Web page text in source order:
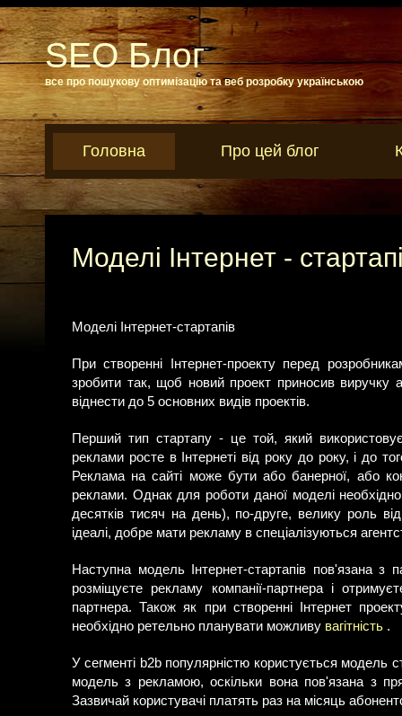
SEO Блог
все про пошукову оптимізацію та веб розробку українською
Головна Про цей блог
Моделі Інтернет -
Моделі Інтернет-стартапів
При створенні Інтернет-проекту перед
зробити так, щоб новий проект приносив виручку
віднести до 5 основних видів проектів.
Перший тип стартапу - це той, який
реклами росте в Інтернеті від року до року, і до
Реклама на сайті може бути або банерної, або
реклами. Однак для роботи даної моделі
десятків тисяч на день), по-друге, велику роль
ідеалі, добре мати рекламу в спеціалізуються
Наступна модель Інтернет-стартапів пов'язана
розміщуєте рекламу компанії-партнера і
партнера. Також як при створенні Інтернет
необхідно ретельно планувати можливу вагітність .
У сегменті b2b популярністю користується модель
модель з рекламою, оскільки вона пов'язана з
Зазвичай користувачі платять раз на місяць